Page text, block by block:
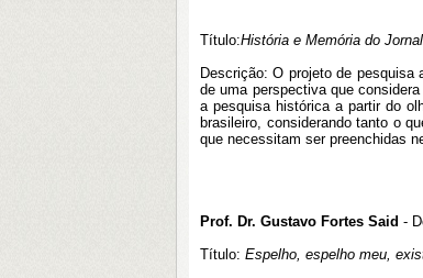
Título:História e Memória do
Descrição: O projeto de
de uma perspectiva que
a pesquisa histórica a partir do
brasileiro, considerando tanto o
que necessitam ser preenchidas
Prof. Dr. Gustavo Fortes Said -
Título: Espelho, espelho meu,